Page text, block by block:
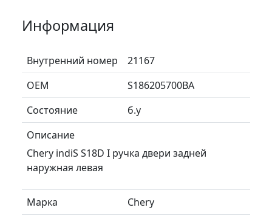
Информация
Внутренний номер
21167
ОЕМ
S186205700BA
Состояние
б.у
Описание
Chery indiS S18D I ручка двери задней
наружная левая
Марка
Chery